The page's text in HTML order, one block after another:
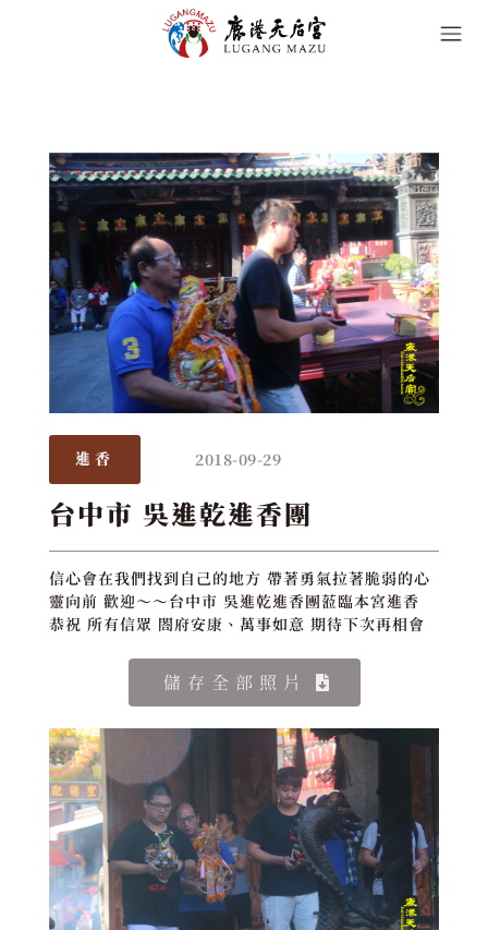
進香 2018-09-29
台中市 吳進乾進香團
信心會在我們找到自己的地方 帶著勇氣拉著脆弱的心
靈向前 歡迎～～台中市 吳進乾進香團蒞臨本宮進香
恭祝 所有信眾 閤府安康、萬事如意 期待下次再相會
儲存全部照片